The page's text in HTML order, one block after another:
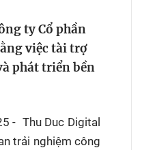
Cúp Truyền hình
Cuộc đua offroad
HTV
ty Cổ phần
việc tài trợ
phát triển bền
- Thu Duc Digital
trải nghiệm công